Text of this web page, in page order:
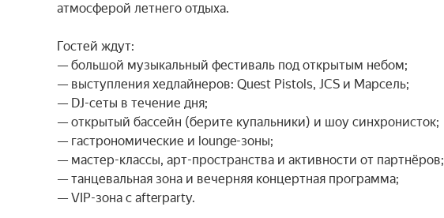
атмосферой летнего отдыха.
Гостей ждут:
— большой музыкальный фестиваль под открытым небом;
— выступления хедлайнеров: Quest Pistols, JCS и Марсель;
— DJ-сеты в течение дня;
— открытый бассейн (берите купальники) и шоу синхронисток;
— гастрономические и lounge-зоны;
— мастер-классы, арт-пространства и активности от партнёров;
— танцевальная зона и вечерняя концертная программа;
— VIP-зона с afterparty.